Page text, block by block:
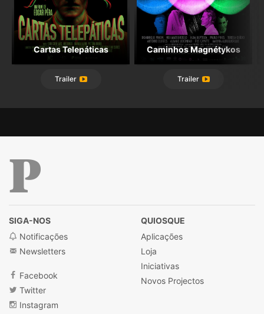
Cartas Telepáticas
Trailer
Caminhos Magnétykos
Trailer
SIGA-NOS
Notificações
Newsletters
Facebook
Twitter
Instagram
QUIOSQUE
Aplicações
Loja
Iniciativas
Novos Projectos